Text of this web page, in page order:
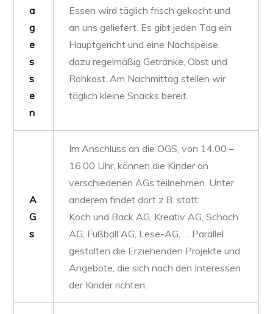
a
g
e
s
s
e
n
Essen wird täglich frisch gekocht und
an uns geliefert. Es gibt jeden Tag ein
Hauptgericht und eine Nachspeise,
dazu regelmäßig Getränke, Obst und
Rohkost. Am Nachmittag stellen wir
täglich kleine Snacks bereit.
A
G
s
Im Anschluss an die OGS, von 14.00 –
16.00 Uhr, können die Kinder an
verschiedenen AGs teilnehmen. Unter
anderem findet dort z.B. statt:
Koch und Back AG, Kreativ AG, Schach
AG, Fußball AG, Lese-AG, … Parallel
gestalten die Erziehenden Projekte und
Angebote, die sich nach den Interessen
der Kinder richten.